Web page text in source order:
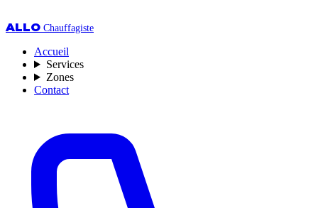
ALLO Chauffagiste
Accueil
Services
Zones
Contact